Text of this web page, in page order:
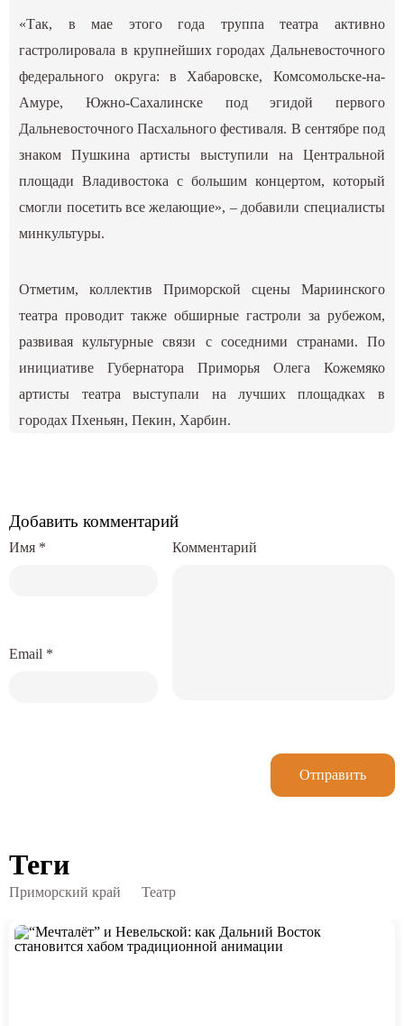
«Так, в мае этого года труппа театра активно
гастролировала в крупнейших городах Дальневосточного
федерального округа: в Хабаровске, Комсомольске-на-
Амуре, Южно-Сахалинске под эгидой первого
Дальневосточного Пасхального фестиваля. В сентябре под
знаком Пушкина артисты выступили на Центральной
площади Владивостока с большим концертом, который
смогли посетить все желающие», – добавили специалисты
минкультуры.
Отметим, коллектив Приморской сцены Мариинского
театра проводит также обширные гастроли за рубежом,
развивая культурные связи с соседними странами. По
инициативе Губернатора Приморья Олега Кожемяко
артисты театра выступали на лучших площадках в
городах Пхеньян, Пекин, Харбин.
Добавить комментарий
Комментарий
Имя *
Email *
Отправить
Теги
Приморский край Театр